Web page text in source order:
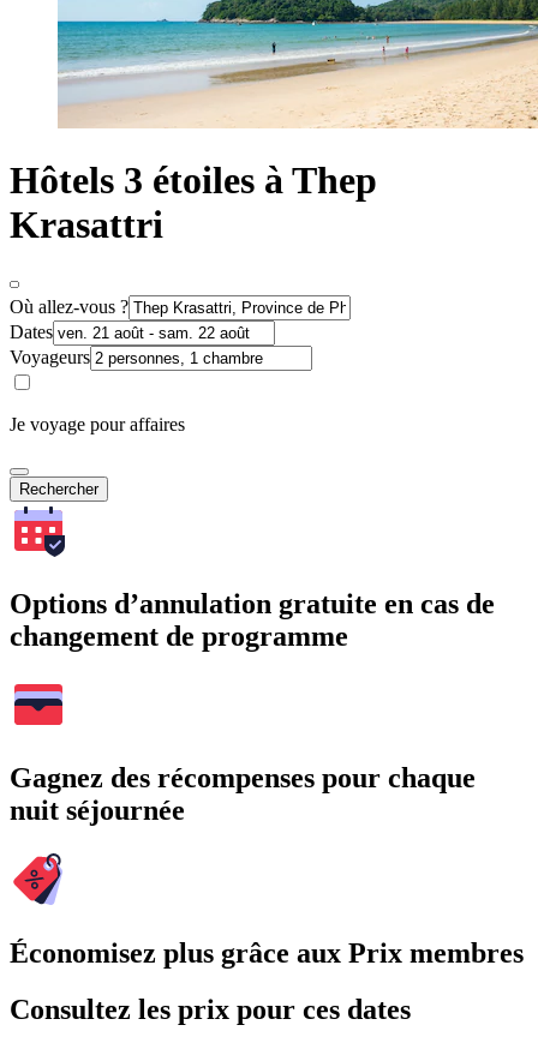
Hôtels 3 étoiles à Thep
Krasattri
Où allez-vous ?
Dates
Voyageurs
Je voyage pour affaires
Rechercher
Options d’annulation gratuite en cas de
changement de programme
Gagnez des récompenses pour chaque
nuit séjournée
Économisez plus grâce aux Prix membres
Consultez les prix pour ces dates